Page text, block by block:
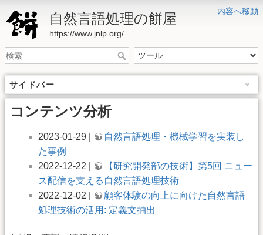
内容へ移動
自然言語処理の餅屋
https://www.jnlp.org/
サイドバー
コンテンツ分析
2023-01-29 |
自然言語処理・機械学習を実装し
た事例
2022-12-22 |
【研究開発部の技術】第5回 ニュー
ス配信を支える自然言語処理技術
2022-12-02 |
顧客体験の向上に向けた自然言語
処理技術の活用: 定義文抽出